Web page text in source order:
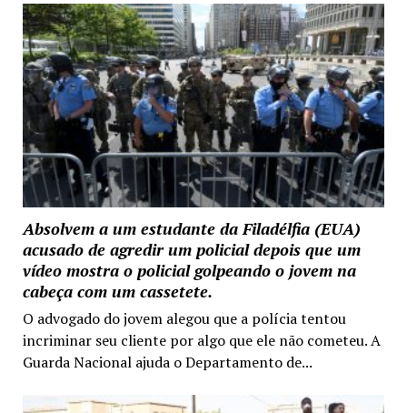
Absolvem a um estudante da Filadélfia (EUA)
acusado de agredir um policial depois que um
vídeo mostra o policial golpeando o jovem na
cabeça com um cassetete.
O advogado do jovem alegou que a polícia tentou
incriminar seu cliente por algo que ele não cometeu. A
Guarda Nacional ajuda o Departamento de...